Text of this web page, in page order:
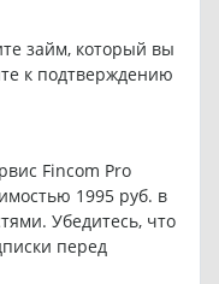
займ, который вы
к подтверждению
Fincom Pro
1995 руб. в
Убедитесь, что
перед